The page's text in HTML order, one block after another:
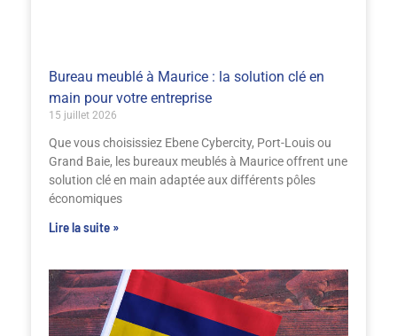
Bureau meublé à Maurice : la solution clé en
main pour votre entreprise
15 juillet 2026
Que vous choisissiez Ebene Cybercity, Port-Louis ou
Grand Baie, les bureaux meublés à Maurice offrent une
solution clé en main adaptée aux différents pôles
économiques
Lire la suite »